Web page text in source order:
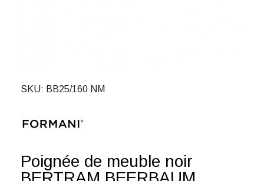
SKU BB25/160 NM
Poignée de meuble noir